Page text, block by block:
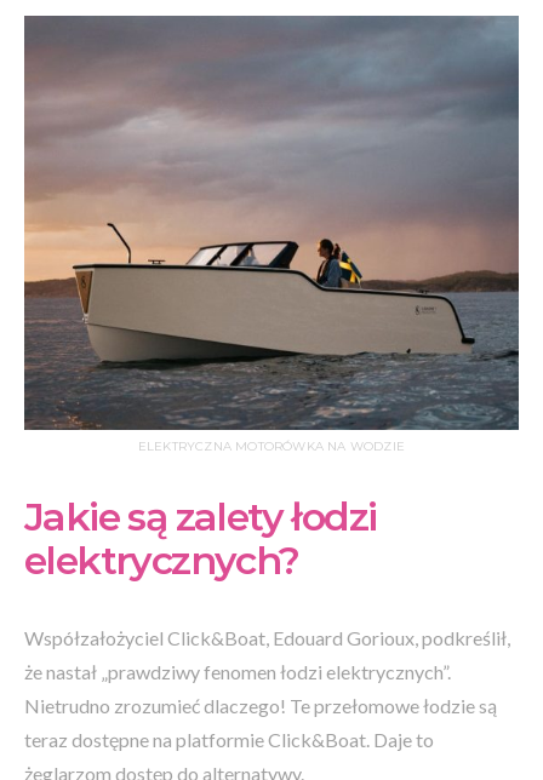
ELEKTRYCZNA MOTORÓWKA NA WODZIE
Jakie są zalety łodzi
elektrycznych?
Współzałożyciel Click&Boat, Edouard Gorioux, podkreślił,
że nastał „prawdziwy fenomen łodzi elektrycznych”.
Nietrudno zrozumieć dlaczego! Te przełomowe łodzie są
teraz dostępne na platformie Click&Boat. Daje to
żeglarzom dostęp do alternatywy.